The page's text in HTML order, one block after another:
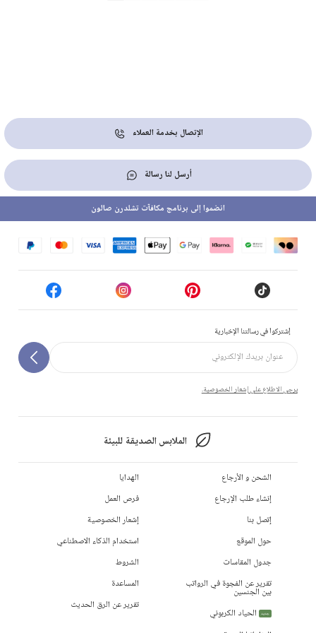
الإتصال بخدمة العملاء
أرسل لنا رسالة
إشتركوا في رسالتنا الإخبارية
يرجى الاطلاع على إشعار الخصوصية.
الملابس الصديقة للبيئة
انضموا إلى برنامج مكافآت تشلدرن صالون
الشحن و الأرجاع
إنشاء طلب الإرجاع
إتصل بنا
حول الموقع
جدول المقاسات
تقرير عن الفجوة في الرواتب
بين الجنسين
جديد
الحياد الكربوني
الهدايا
فرص العمل
إشعار الخصوصية
استخدام الذكاء الاصطناعي
الشروط
المساعدة
تقرير عن الرق الحديث